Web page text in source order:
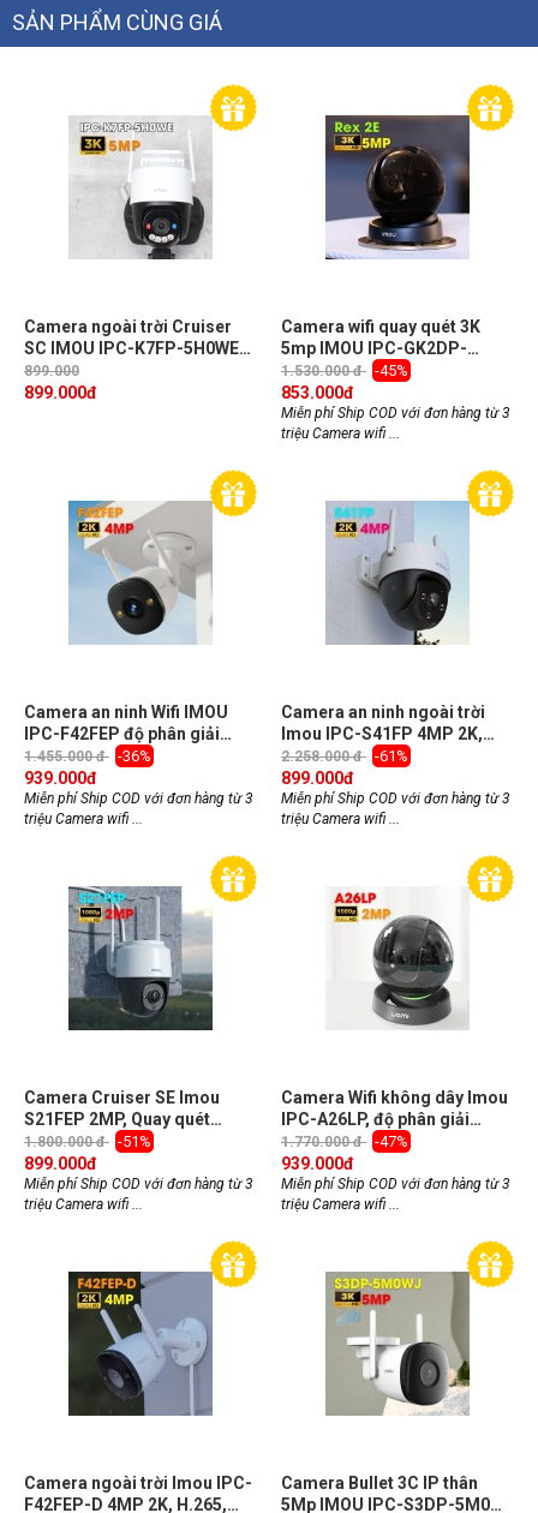
SẢN PHẨM CÙNG GIÁ
Camera ngoài trời Cruiser
SC IMOU IPC-K7FP-5H0WE
3K 5MP, xoay 360 độ, đèn báo
xanh đỏ, Wi-Fi 6, đàm thoại 2
899.000
899.000đ
Camera wifi quay quét 3K
5mp IMOU IPC-GK2DP-
5C0WE hồng ngoại 10m, cảnh
báo chủ động, phát hiện
chuyển động
1.530.000 đ -45%
853.000đ
Miễn phí Ship COD với đơn hàng từ 3
triệu Camera wifi ...
Camera an ninh Wifi IMOU
IPC-F42FEP độ phân giải
4MP, đàm thoại 2 chiều, phát
hiện chuyển động
1.455.000 đ -36%
939.000đ
Miễn phí Ship COD với đơn hàng từ 3
triệu Camera wifi ...
Camera an ninh ngoài trời
Imou IPC-S41FP 4MP 2K,
xoay 360, H.265, tích hợp mic
2.258.000 đ -61%
899.000đ
Miễn phí Ship COD với đơn hàng từ 3
triệu Camera wifi ...
Camera Cruiser SE Imou
S21FEP 2MP, Quay quét
ngoài trời, đàm thoại 2 chiều,
hồng ngoại 30m, tích hợp đèn
và còi
1.800.000 đ -51%
899.000đ
Miễn phí Ship COD với đơn hàng từ 3
triệu Camera wifi ...
Camera Wifi không dây Imou
IPC-A26LP, độ phân giải
1080P, chuẩn nén H.265, đàm
thoại 2 chiều
1.770.000 đ -47%
939.000đ
Miễn phí Ship COD với đơn hàng từ 3
triệu Camera wifi ...
Camera ngoài trời Imou IPC-
F42FEP-D 4MP 2K, H.265,
Camera Bullet 3C IP thân
5Mp IMOU IPC-S3DP-5M0WJ